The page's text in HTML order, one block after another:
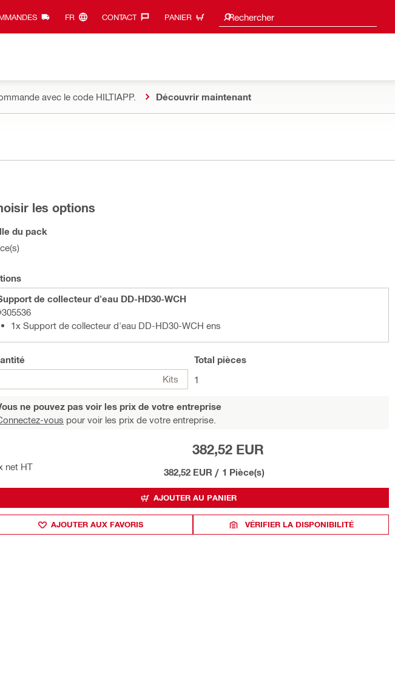
FR‎ CONTACT‎ PANIER Rechercher
Suggestions de recherche
avec le code HILTIAPP. Découvrir maintenant
les options
du pack
de collecteur d'eau DD-HD30-WCH
1x Support de collecteur d'eau DD-HD30-WCH ens
Kits
Total pièces
1
ne pouvez pas voir les prix de votre entreprise
vous pour voir les prix de votre entreprise.
net HT
382,52 EUR
382,52 EUR / 1 Pièce(s)
AJOUTER AU PANIER
AJOUTER AUX FAVORIS VÉRIFIER LA DISPONIBILITÉ